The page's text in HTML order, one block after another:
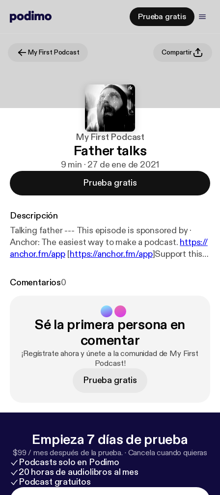
Prueba gratis
My First Podcast Compartir
My First Podcast
Father talks
9 min · 27 de ene de 2021
Prueba gratis
Descripción
Talking father --- This episode is sponsored by ·
Anchor: The easiest way to make a podcast. https://
anchor.fm/app[https://anchor.fm/app]Support this
nchor.fm/netsua/support
Comentarios0
Sé la primera persona en
comentar
¡Regístrate ahora y únete a la comunidad de My First
Podcast!
Prueba gratis
Empieza 7 días de prueba
$99 / mes después de la prueba. · Cancela cuando quieras
Podcasts solo en Podimo
20 horas de audiolibros al mes
Podcast gratuitos